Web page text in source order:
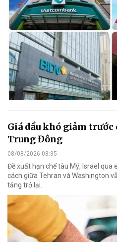
Giá dầu khó giảm
Trung Đông
08/08/2026 03:35
Đề xuất hạn chế tàu Mỹ, Israel qua
cách giữa Tehran và Washington
tăng trở lại.